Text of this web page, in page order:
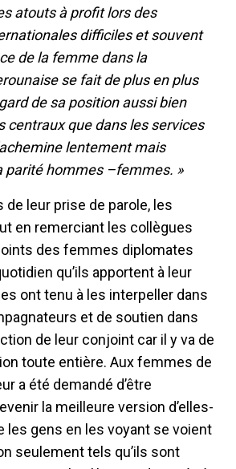
atouts à profit lors des
difficiles et souvent
de la femme dans la
se fait de plus en plus
de sa position aussi bien
centraux que dans les services
lentement mais
parité hommes –femmes. »
de leur prise de parole, les
en remerciant les collègues
des femmes diplomates
qu’ils apportent à leur
ont tenu à les interpeller dans
et de soutien dans
de leur conjoint car il y va de
toute entière. Aux femmes de
a été demandé d’être
la meilleure version d’elles-
les gens en les voyant se voient
seulement tels qu’ils sont